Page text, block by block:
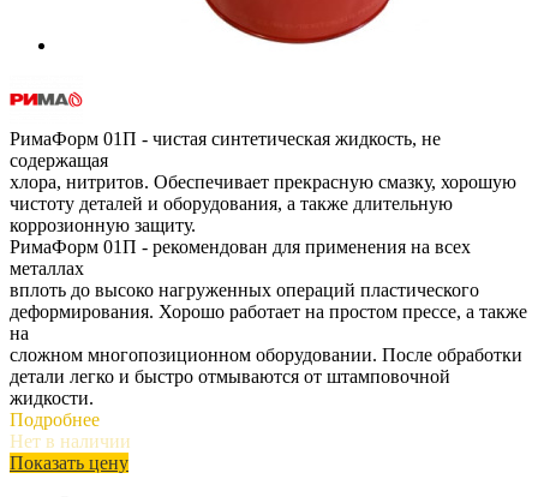
РимаФорм 01П - чистая синтетическая жидкость, не
содержащая
хлора, нитритов. Обеспечивает прекрасную смазку, хорошую
чистоту деталей и оборудования, а также длительную
коррозионную защиту.
РимаФорм 01П - рекомендован для применения на всех
металлах
вплоть до высоко нагруженных операций пластического
деформирования. Хорошо работает на простом прессе, а также
на
сложном многопозиционном оборудовании. После обработки
детали легко и быстро отмываются от штамповочной
жидкости.
Подробнее
Нет в наличии
Показать цену